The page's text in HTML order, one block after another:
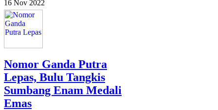
16 Nov 2022
Nomor Ganda Putra
Lepas, Bulu Tangkis
Sumbang Enam Medali
Emas